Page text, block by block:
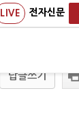
LIVE 전자신문
답글쓰기